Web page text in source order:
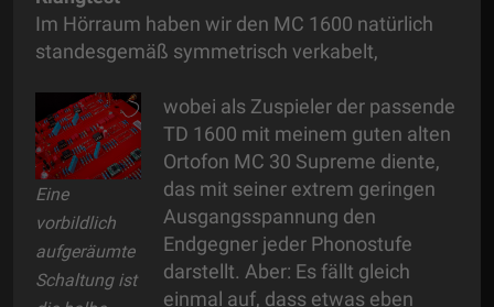
Im Hörraum haben wir den MC 1600 natürlich
standesgemäß symmetrisch verkabelt,
Eine
vorbildlich
aufgeräumte
Schaltung ist
wobei als Zuspieler der passende
TD 1600 mit meinem guten alten
Ortofon MC 30 Supreme diente,
das mit seiner extrem geringen
Ausgangsspannung den
Endgegner jeder Phonostufe
darstellt. Aber: Es fällt gleich
einmal auf, dass etwas eben